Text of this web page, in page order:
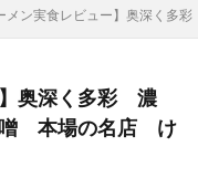
ーメン実食レビュー】奥深
】奥深く多彩 濃
本場の名店 け